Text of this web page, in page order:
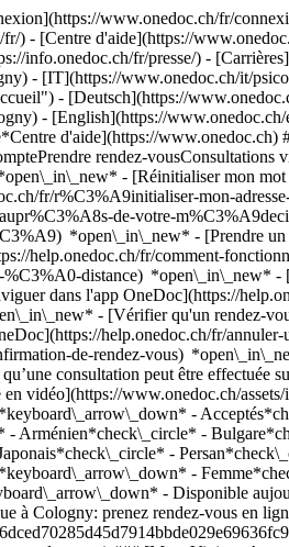
www.onedoc.ch/fr/
) - [Centre d'aide](https://
info.onedoc.ch/fr/presse/) -
- [IT](https://www.onedoc.ch/it/
- [Deutsch](https://
- [English](https://
d'aide](https://www.onedoc.ch)
rendez-
- [Réinitialiser mon
fr/r%C3%A9initialiser-mon-
de-votre-
*open\_in\_new* - [Prendre
help.onedoc.ch/fr/comment-
%C3%A0-distance) *open\_in\_new* -
dans l'app OneDoc](https://
- [Vérifier qu'un rendez-vous est confirmé](https://help.onedoc.ch/fr/v%C3%A9rifier-quun-rendez-vous-est-confirm%C3%A9) *open\_in\_new* - [Annuler un rendez-vous pris en ligne sur OneDoc](https://help.onedoc.ch/fr/annuler-un-rendez-vous-pris-en-ligne-sur-onedoc) *open\_in\_new* - [Je ne reçois pas de confirmation de rendez-vous](https://help.onedoc.ch/fr/je-ne-re%C3%A7ois-pas-de-confirmation-de-rendez-vous) *open\_in\_new* [Voir tous nos articles *open\_in\_new*](https://help.onedoc.ch/fr/) close ## Modifier votre recherche ![Maison avec un signe plus annonçant qu’une consultation peut être effectuée sur place](https://www.onedoc.ch/assets/images/icons/on-site.svg) Sur place ![Caméra avec un symbole lecture annonçant qu’une consultation peut être effectuée à distance en vidéo](https://www.onedoc.ch/assets/images/icons/remote.svg) À distance Rechercher #### Spécialités #### Praticiens #### Établissements edit Psychologue à Cologny tune Filtrer par Nouveaux patients*keyboard\_arrow\_down* - Acceptés*check\_circle* Langue parlée*keyboard\_arrow\_down* - Albanais*check\_circle* - Allemand*check\_circle* - Anglais*check\_circle* - Arabe*check\_circle* - Arménien*check\_circle* - Bulgare*check\_circle* - Espagnol*check\_circle* - Français*check\_circle* - Galicien*check\_circle* - Grec*check\_circle* - Hongrois*check\_circle* - Italien*check\_circle* - Japonais*check\_circle* - Persan*check\_circle* - Polonais*check\_circle* - Portugais*check\_circle* - Roumain*check\_circle* - Russe*check\_circle* - Serbe*check\_circle* - Turc*check\_circle* Sexe*keyboard\_arrow\_down* - Femme*check\_circle* - Homme*check\_circle* Réseau*keyboard\_arrow\_down* - ASCA*check\_circle* - RME*check\_circle* Disponibilité*keyboard\_arrow\_down* - Disponible aujourdhui*check\_circle* - Dans les 3 prochains jours*check\_circle* - Dans les 7 prochains jours*check\_circle* - Dans les 14 prochains jours*check\_circle* # Psychologue à Cologny: prenez rendez-vous en ligne aujourd'hui ## 1 résultat à Cologny [![Mme Viviane Armand-Gerson, psychothérapeute à Cologny](https://assets.onedoc.ch/images/users/192b268bddfb37ef3b706dced70285d45d7914bbde029e69636fc9fcafc17117-small.jpg "Mme Viviane Armand-Gerson, psychothérapeute à Cologny")](https://www.onedoc.ch/fr/psychotherapeute/cologny/pcmku/viviane-armand-gerson) ### [Mme Viviane Armand-Gerson](https://www.onedoc.ch/fr/psychotherapeute/cologny/pcmku/viviane-armand-gerson) ![Badge indiquant un profil vérifié](https://www.onedoc.ch/assets/images/icons/checkmark.svg) [Psychothérapeute](https://www.onedoc.ch/fr/psychotherapeute/cologny), Psychologue Cabinet de psychothérapie à Genève Chemin Frank-Thomas 58 1223 Cologny ![Icône patient avec un signe plus annonçant que le professionnel accepte de nouveaux patients](https://www.onedoc.ch/assets/images/icons/new-patients.svg)Accepte les nouveaux patients [Réserver un RDV](https://